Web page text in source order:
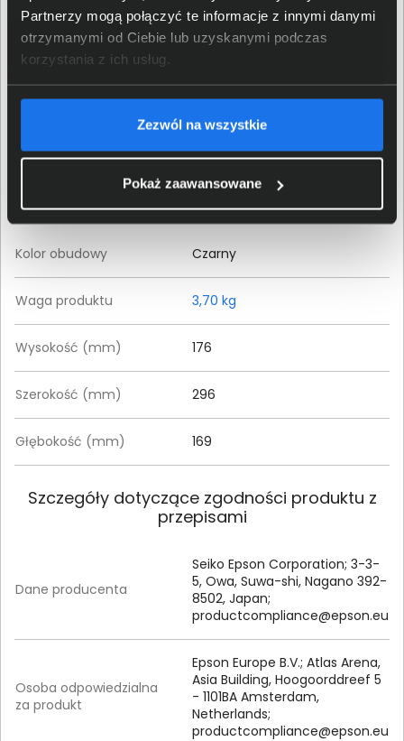
Partnerzy mogą połączyć te informacje z innymi danymi
otrzymanymi od Ciebie lub uzyskanymi podczas
korzystania z ich usług.
Zezwól na wszystkie
Pokaż zaawansowane
Gwarancja
Typ gwarancji
Czas trwania gwarancji 12 miesięcy
gwarancji
Pobierz
Właściwości fizyczne
Kolor obudowy Czarny
Waga produktu 3,70 kg
Wysokość (mm) 176
Szerokość (mm) 296‎
Głębokość (mm) 169
Szczegóły dotyczące zgodności produktu z
przepisami
Dane producenta
Seiko Epson Corporation; 3-3-
5, Owa, Suwa-shi, Nagano 392-
8502, Japan;
productcompliance@epson.eu
Osoba odpowiedzialna
za produkt
Epson Europe B.V.; Atlas Arena,
Asia Building, Hoogoorddreef 5
- 1101BA Amsterdam,
Netherlands;
productcompliance@epson.eu